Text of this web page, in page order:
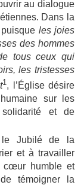
au dialogue
Dans la
puisque les joies
des hommes
tous ceux qui
les tristesses
1 , l’Église désire
sur les
et de
le Jubilé de la
et à travailler
cœur humble et
témoigner la